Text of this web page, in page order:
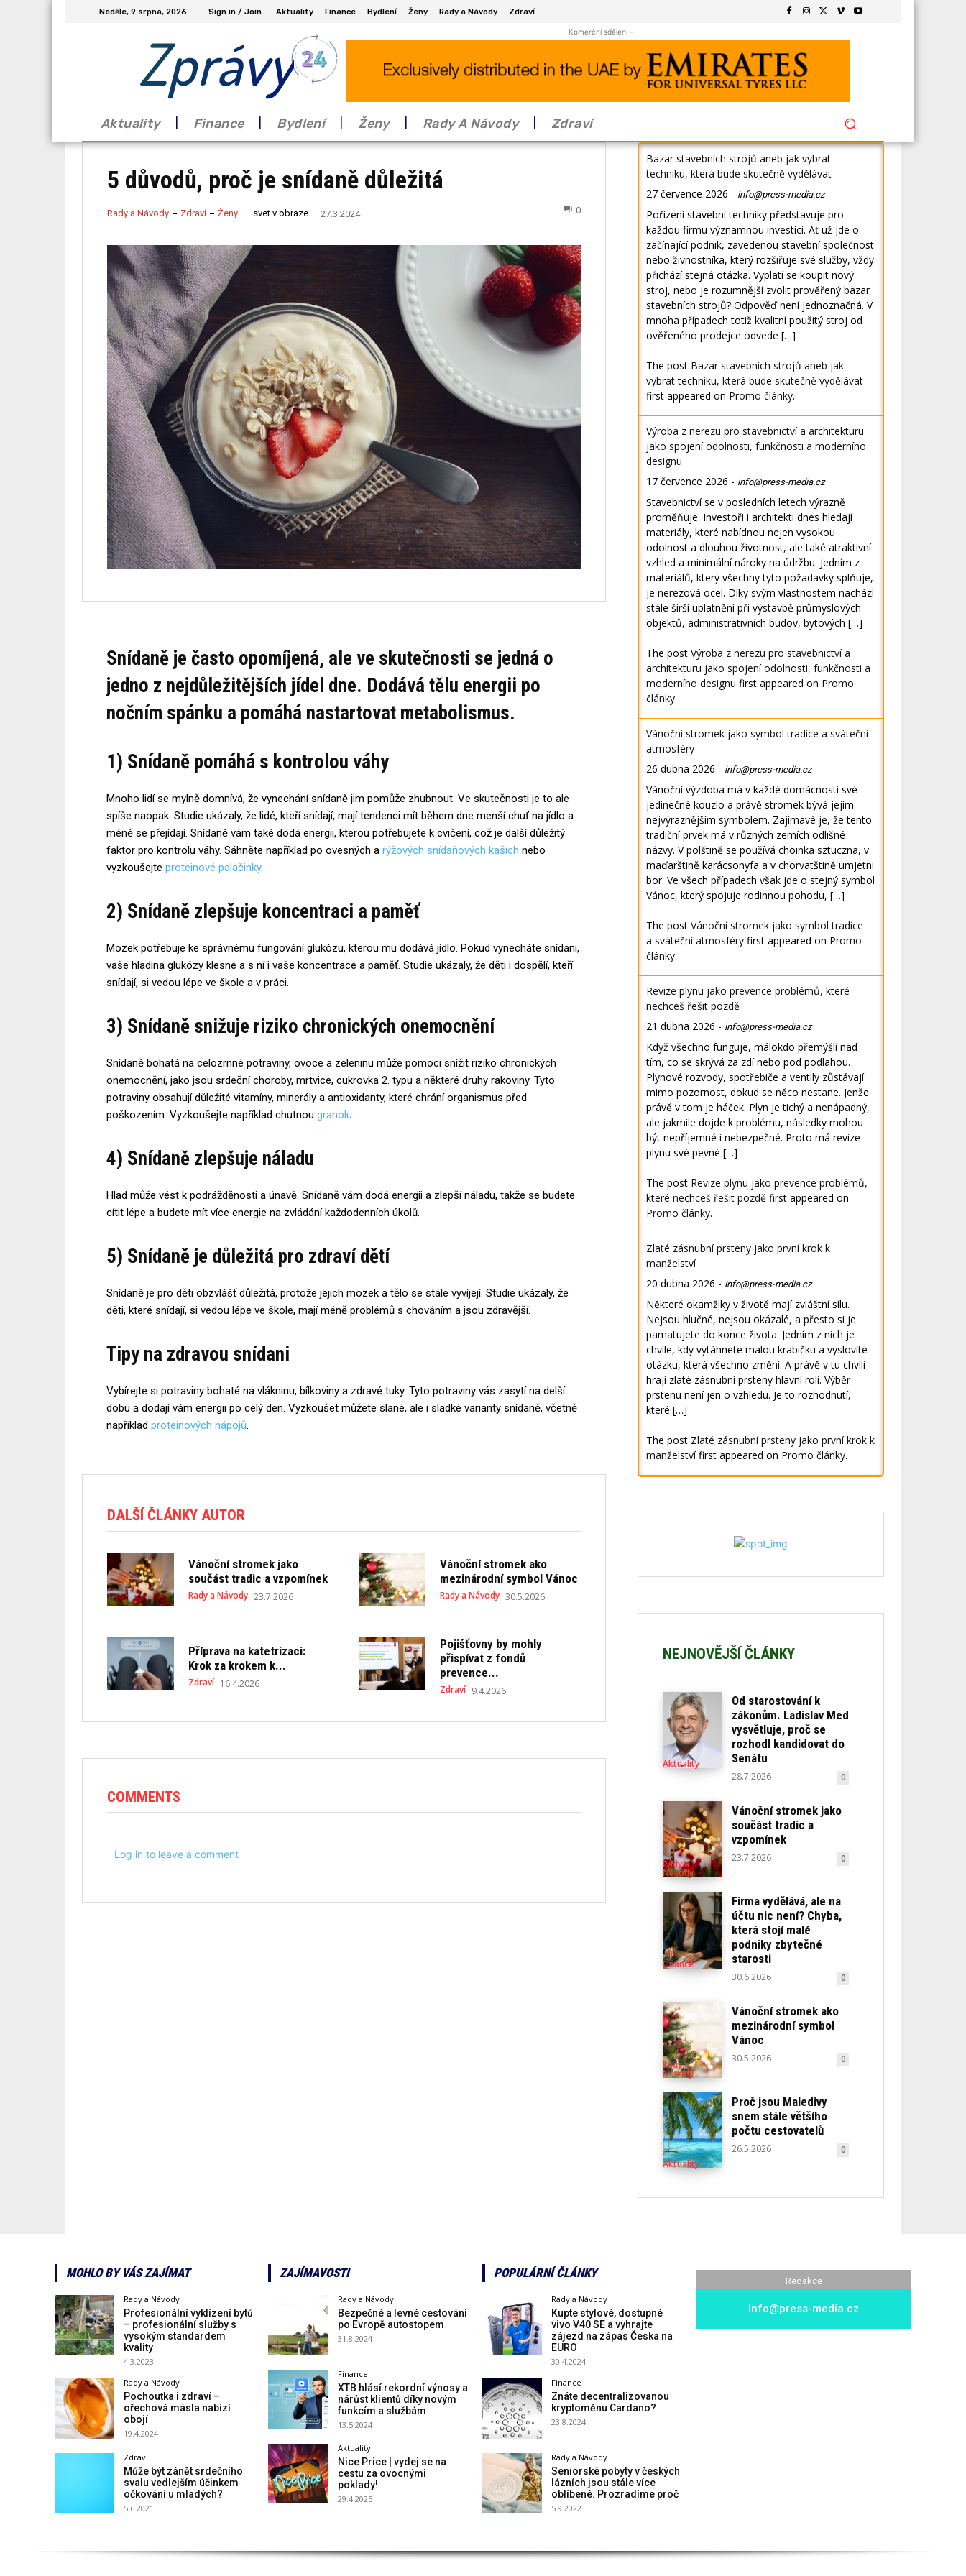
Neděle, 9 srpna, 2026 Sign in / Join Aktuality Finance Bydlení Ženy Rady a Návody Zdraví
Zprávy - Komerční sdělení -
Aktuality Finance Bydlení Ženy Rady A Návody Zdraví
5 důvodů, proč je snídaně důležitá
Rady a Návody Zdraví Ženy svet v obraze 27.3.2024 0
Snídaně je často opomíjená, ale ve skutečnosti se jedná o
jedno z nejdůležitějších jídel dne. Dodává tělu energii po
nočním spánku a pomáhá nastartovat metabolismus.
1) Snídaně pomáhá s kontrolou váhy
Mnoho lidí se mylně domnívá, že vynechání snídaně jim pomůže zhubnout. Ve skutečnosti je to ale
spíše naopak. Studie ukázaly, že lidé, kteří snídají, mají tendenci mít během dne menší chuť na jídlo a
méně se přejídají. Snídaně vám také dodá energii, kterou potřebujete k cvičení, což je další důležitý
faktor pro kontrolu váhy. Sáhněte například po ovesných a rýžových snídaňových kaších nebo
vyzkoušejte proteinové palačinky.
2) Snídaně zlepšuje koncentraci a paměť
Mozek potřebuje ke správnému fungování glukózu, kterou mu dodává jídlo. Pokud vynecháte snídani,
vaše hladina glukózy klesne a s ní i vaše koncentrace a paměť. Studie ukázaly, že děti i dospělí, kteří
snídají, si vedou lépe ve škole a v práci.
3) Snídaně snižuje riziko chronických onemocnění
Snídaně bohatá na celozrnné potraviny, ovoce a zeleninu může pomoci snížit riziko chronických
onemocnění, jako jsou srdeční choroby, mrtvice, cukrovka 2. typu a některé druhy rakoviny. Tyto
potraviny obsahují důležité vitamíny, minerály a antioxidanty, které chrání organismus před
poškozením. Vyzkoušejte například chutnou granolu.
4) Snídaně zlepšuje náladu
Hlad může vést k podrážděnosti a únavě. Snídaně vám dodá energii a zlepší náladu, takže se budete
cítit lépe a budete mít více energie na zvládání každodenních úkolů.
5) Snídaně je důležitá pro zdraví dětí
Snídaně je pro děti obzvlášť důležitá, protože jejich mozek a tělo se stále vyvíjejí. Studie ukázaly, že
děti, které snídají, si vedou lépe ve škole, mají méně problémů s chováním a jsou zdravější.
Tipy na zdravou snídani
Vybírejte si potraviny bohaté na vlákninu, bílkoviny a zdravé tuky. Tyto potraviny vás zasytí na delší
dobu a dodají vám energii po celý den. Vyzkoušet můžete slané, ale i sladké varianty snídaně, včetně
například proteinových nápojů.
DALŠÍ ČLÁNKY AUTOR
Vánoční stromek jako
součást tradic a vzpomínek
Rady a Návody 23.7.2026
Vánoční stromek ako
mezinárodní symbol Vánoc
Rady a Návody 30.5.2026
Příprava na katetrizaci:
Krok za krokem k...
Zdraví 16.4.2026
Pojišťovny by mohly
přispívat z fondů
prevence...
Zdraví 9.4.2026
COMMENTS
Log in to leave a comment
Bazar stavebních strojů aneb jak vybrat
techniku, která bude skutečně vydělávat
27 července 2026 - info@press-media.cz
Pořízení stavební techniky představuje pro
každou firmu významnou investici. Ať už jde o
začínající podnik, zavedenou stavební společnost
nebo živnostníka, který rozšiřuje své služby, vždy
přichází stejná otázka. Vyplatí se koupit nový
stroj, nebo je rozumnější zvolit prověřený bazar
stavebních strojů? Odpověď není jednoznačná. V
mnoha případech totiž kvalitní použitý stroj od
ověřeného prodejce odvede […]
The post Bazar stavebních strojů aneb jak
vybrat techniku, která bude skutečně vydělávat
first appeared on Promo články.
Výroba z nerezu pro stavebnictví a architekturu
jako spojení odolnosti, funkčnosti a moderního
designu
17 července 2026 - info@press-media.cz
Stavebnictví se v posledních letech výrazně
proměňuje. Investoři i architekti dnes hledají
materiály, které nabídnou nejen vysokou
odolnost a dlouhou životnost, ale také atraktivní
vzhled a minimální nároky na údržbu. Jedním z
materiálů, který všechny tyto požadavky splňuje,
je nerezová ocel. Díky svým vlastnostem nachází
stále širší uplatnění při výstavbě průmyslových
objektů, administrativních budov, bytových […]
The postVýroba z nerezu pro stavebnictví a
architekturu jako spojení odolnosti, funkčnosti a
moderního designu first appeared on Promo
články.
Vánoční stromek jako symbol tradice a sváteční
atmosféry
26 dubna 2026 - info@press-media.cz
Vánoční výzdoba má v každé domácnosti své
jedinečné kouzlo a právě stromek bývá jejím
nejvýraznějším symbolem. Zajímavé je, že tento
tradiční prvek má v různých zemích odlišné
názvy. V polštině se používá choinka sztuczna, v
maďarštině karácsonyfa a v chorvatštině umjetni
bor. Ve všech případech však jde o stejný symbol
Vánoc, který spojuje rodinnou pohodu, […]
The postVánoční stromek jako symbol tradice
a sváteční atmosféry first appeared on Promo
články.
Revize plynu jako prevence problémů, které
nechceš řešit pozdě
21 dubna 2026 - info@press-media.cz
Když všechno funguje, málokdo přemýšlí nad
tím, co se skrývá za zdí nebo pod podlahou.
Plynové rozvody, spotřebiče a ventily zůstávají
mimo pozornost, dokud se něco nestane. Jenže
právě v tom je háček. Plyn je tichý a nenápadný,
ale jakmile dojde k problému, následky mohou
být nepříjemné i nebezpečné. Proto má revize
plynu své pevné […]
The post Revize plynu jako prevence problémů,
které nechceš řešit pozdě first appeared on
Promo články.
Zlaté zásnubní prsteny jako první krok k
manželství
20 dubna 2026 - info@press-media.cz
Některé okamžiky v životě mají zvláštní sílu.
Nejsou hlučné, nejsou okázalé, a přesto si je
pamatujete do konce života. Jedním z nich je
chvíle, kdy vytáhnete malou krabičku a vyslovíte
otázku, která všechno změní. A právě v tu chvíli
hrají zlaté zásnubní prsteny hlavní roli. Výběr
prstenu není jen o vzhledu. Je to rozhodnutí,
které […]
The post Zlaté zásnubní prsteny jako první krok k
manželstvífirst appeared on Promo články.
NEJNOVĚJŠÍ ČLÁNKY
Aktuality
Od starostování k
zákonům. Ladislav Med
vysvětluje, proč se
rozhodl kandidovat do
Senátu
28.7.2026 0
Rady a
Návody
Vánoční stromek jako
součást tradic a
vzpomínek
23.7.2026 0
Finance
Firma vydělává, ale na
účtu nic není? Chyba,
která stojí malé
podniky zbytečné
starosti
30.6.2026 0
Rady a
Návody
Vánoční stromek ako
mezinárodní symbol
Vánoc
30.5.2026 0
Aktuality
Proč jsou Maledivy
snem stále většího
počtu cestovatelů
26.5.2026 0
MOHLO BY VÁS ZAJÍMAT
Rady a Návody
Profesionální vyklízení bytů
– profesionální služby s
vysokým standardem
kvality
4.3.2023
Rady a Návody
Pochoutka i zdraví –
ořechová másla nabízí
obojí
19.4.2024
Zdraví
Může být zánět srdečního
svalu vedlejším účinkem
očkování u mladých?
5.6.2021
ZAJÍMAVOSTI
Rady a Návody
Bezpečné a levné cestování
po Evropě autostopem
31.8.2024
Finance
XTB hlásí rekordní výnosy a
nárůst klientů díky novým
funkcím a službám
13.5.2024
Aktuality
Nice Price | vydej se na
cestu za ovocnými
poklady!
29.4.2025
POPULÁRNÍ ČLÁNKY
Rady a Návody
Kupte stylové, dostupné
vivo V40 SE a vyhrajte
zájezd na zápas Česka na
EURO
30.4.2024
Finance
Znáte decentralizovanou
kryptoměnu Cardano?
23.8.2024
Rady a Návody
Seniorské pobyty v českých
lázních jsou stále více
oblíbené. Prozradíme proč
5.9.2022
Redakce
info@press-media.cz